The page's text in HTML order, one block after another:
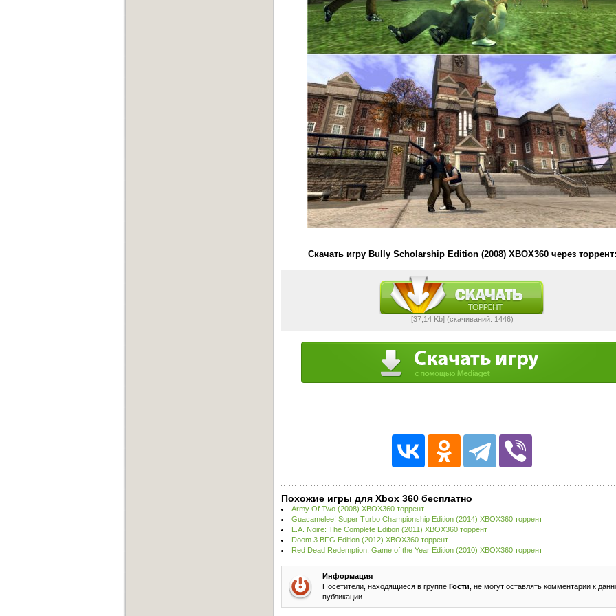
Скачать игру Bully Scholarship Edition (2008) XBOX360 через торрент:
[37,14 Kb] (cкачиваний: 1446)
Похожие игры для Xbox 360 бесплатно
Army Of Two (2008) XBOX360 торрент
Guacamelee! Super Turbo Championship Edition (2014) XBOX360 торрент
L.A. Noire: The Complete Edition (2011) XBOX360 торрент
Doom 3 BFG Edition (2012) XBOX360 торрент
Red Dead Redemption: Game of the Year Edition (2010) XBOX360 торрент
Информация
Посетители, находящиеся в группе Гости , не могут оставлять комментарии к
публикации.